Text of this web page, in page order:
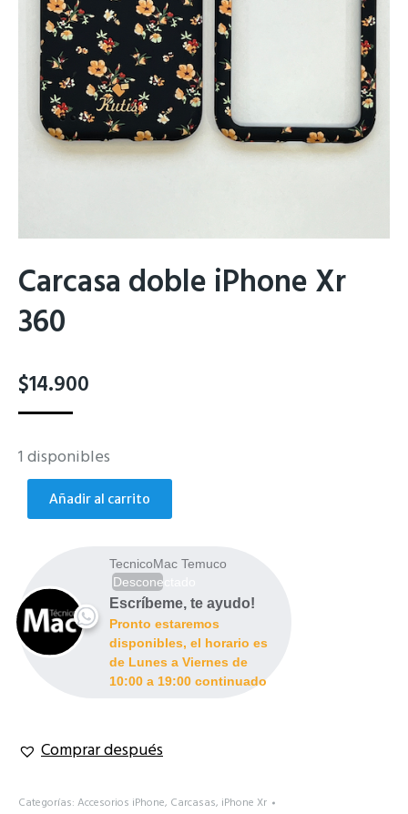
Carcasa doble iPhone Xr
360
$14.900
1 disponibles
Añadir al carrito
TecnicoMac Temuco
Desconectado
Escríbeme, te ayudo!
Pronto estaremos
disponibles, el horario es
de Lunes a Viernes de
10:00 a 19:00 continuado
Comprar después
Categorías: Accesorios iPhone, Carcasas, iPhone Xr